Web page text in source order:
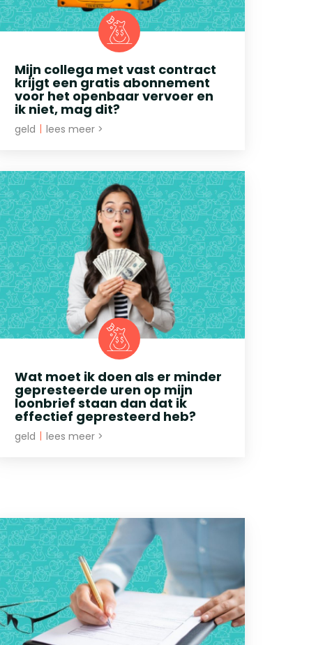
Mijn collega met vast contract
krijgt een gratis abonnement
voor het openbaar vervoer en
ik niet, mag dit?
geld | lees meer >
Wat moet ik doen als er minder
gepresteerde uren op mijn
loonbrief staan dan dat ik
effectief gepresteerd heb?
geld | lees meer >